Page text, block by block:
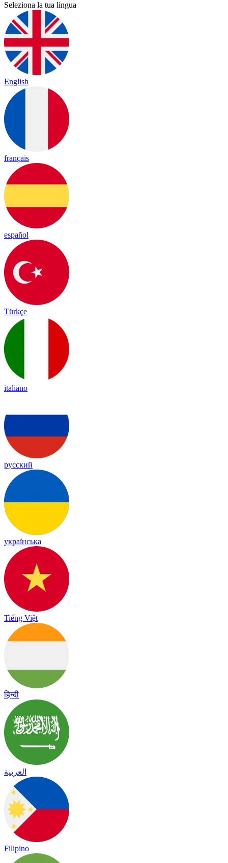
Seleziona la tua lingua
English
français
español
Türkçe
italiano
русский
українська
Tiếng Việt
हिन्दी
العربية
Filipino